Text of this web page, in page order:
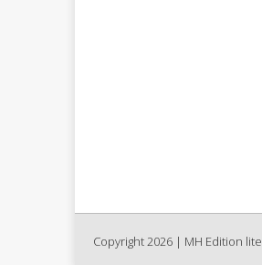
Copyright 2026 | MH Edition